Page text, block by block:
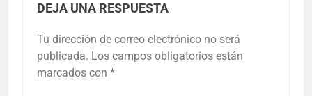
DEJA UNA RESPUESTA
Tu dirección de correo electrónico no será
publicada. Los campos obligatorios están
marcados con *